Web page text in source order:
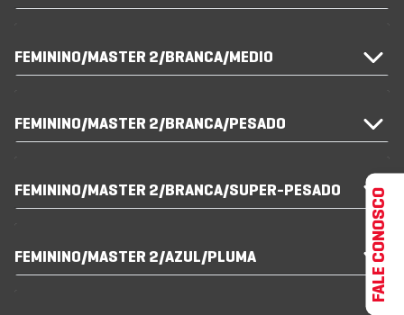
FEMININO/MASTER 2/BRANCA/MEDIO
FEMININO/MASTER 2/BRANCA/PESADO
FEMININO/MASTER 2/BRANCA/SUPER-PESADO
FEMININO/MASTER 2/AZUL/PLUMA FALE CONOSCO